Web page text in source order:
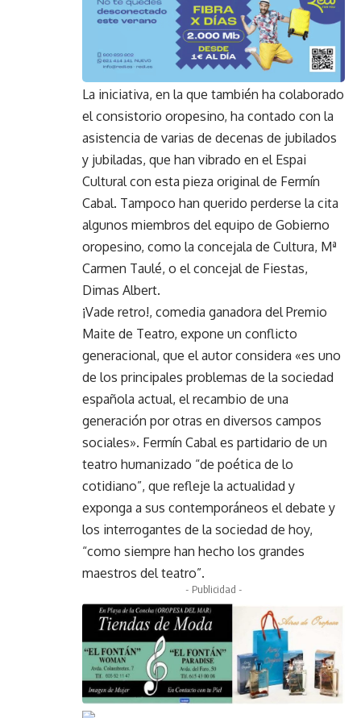
La iniciativa, en la que también ha colaborado
el consistorio oropesino, ha contado con la
asistencia de varias de decenas de jubilados
y jubiladas, que han vibrado en el Espai
Cultural con esta pieza original de Fermín
Cabal. Tampoco han querido perderse la cita
algunos miembros del equipo de Gobierno
oropesino, como la concejala de Cultura, Mª
Carmen Taulé, o el concejal de Fiestas,
Dimas Albert.
¡Vade retro!, comedia ganadora del Premio
Maite de Teatro, expone un conflicto
generacional, que el autor considera «es uno
de los principales problemas de la sociedad
española actual, el recambio de una
generación por otras en diversos campos
sociales». Fermín Cabal es partidario de un
teatro humanizado “de poética de lo
cotidiano”, que refleje la actualidad y
exponga a sus contemporáneos el debate y
los interrogantes de la sociedad de hoy,
“como siempre han hecho los grandes
maestros del teatro”.
- Publicidad -